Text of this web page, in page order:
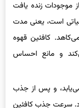
است، یعنی مدت
کافئین قهوه
و مانع احساس
و پس از جذب
سرعت جذب کافئین
در افراد متفاوت است. ظرف ۴۵ دقیقه اول ۹۹ درصد کافئین جذب